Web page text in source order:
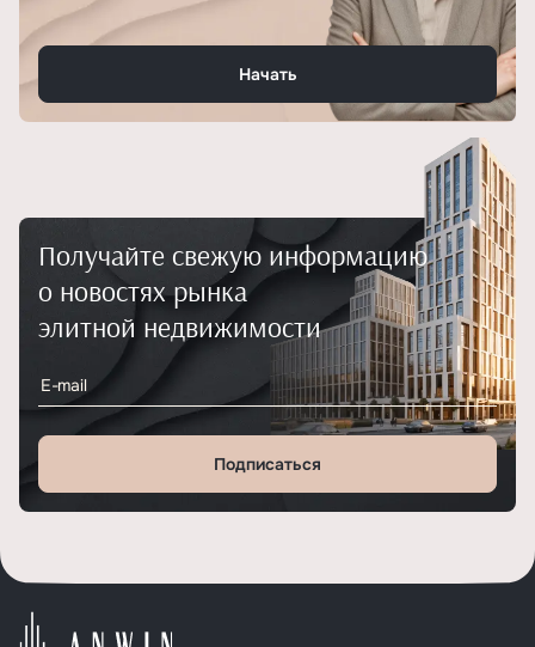
Начать
Получайте свежую информацию
о новостях рынка
элитной недвижимости
Подписаться